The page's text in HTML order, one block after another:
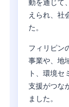
動を通じて
えられ、社
た。
フィリピン
事業や、地
ト、環境セ
支援がつな
ました。